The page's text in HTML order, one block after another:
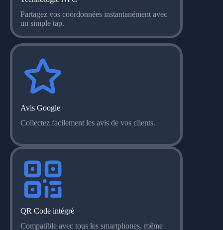
Partagez vos coordonnées instantanément avec
un simple tap.
Avis Google
Collectez facilement les avis de vos clients.
QR Code intégré
Compatible avec tous les smartphones, même